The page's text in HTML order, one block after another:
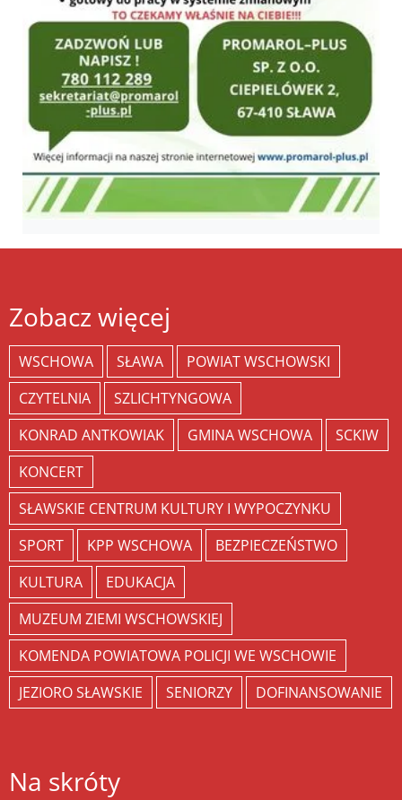
Zobacz więcej
WSCHOWA SŁAWA
POWIAT WSCHOWSKI
CZYTELNIA
SZLICHTYNGOWA
KONRAD ANTKOWIAK
GMINA WSCHOWA
SCKIW
KONCERT
SŁAWSKIE CENTRUM KULTURY I WYPOCZYNKU
SPORT
KPP WSCHOWA
BEZPIECZEŃSTWO
KULTURA
EDUKACJA
MUZEUM ZIEMI WSCHOWSKIEJ
KOMENDA POWIATOWA POLICJI WE WSCHOWIE
JEZIORO SŁAWSKIE
SENIORZY DOFINANSOWANIE
Na skróty